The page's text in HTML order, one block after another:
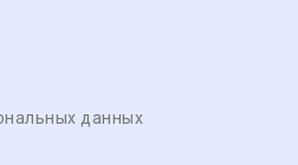
данных